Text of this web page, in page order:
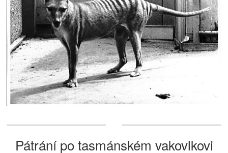
Pátrání po tasmánském vakovlkovi